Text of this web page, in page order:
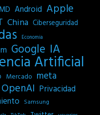
Android Apple
China Ciberseguridad
Economia
Google IA
Artificial
Mercado meta
OpenAI Privacidad
Samsung